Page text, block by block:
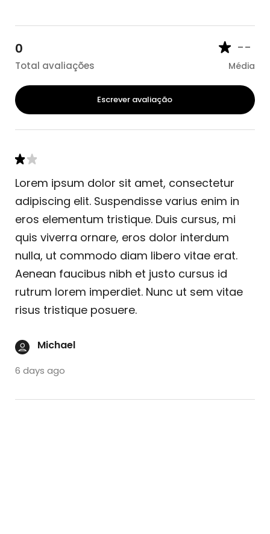
0
Total avaliações
--
Média
Escrever avaliação
Lorem ipsum dolor sit amet, consectetur
adipiscing elit. Suspendisse varius enim in
eros elementum tristique. Duis cursus, mi
quis viverra ornare, eros dolor interdum
nulla, ut commodo diam libero vitae erat.
Aenean faucibus nibh et justo cursus id
rutrum lorem imperdiet. Nunc ut sem vitae
risus tristique posuere.
Michael
6 days ago